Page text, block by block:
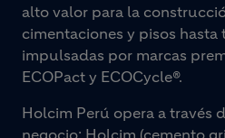
alto valor para la
cimentaciones y pisos hasta
impulsadas por marcas
ECOPact y ECOCycle®.
Holcim Perú opera a través
negocio: Holcim (cemento